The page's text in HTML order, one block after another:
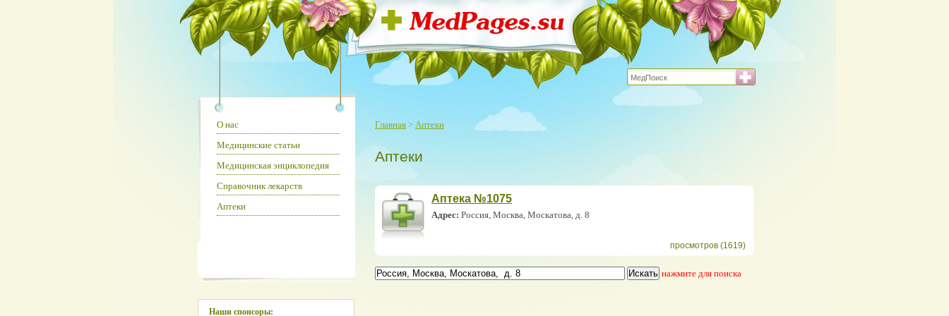
Главная > Аптеки
Аптеки
Аптека №1075
Адрес: Россия, Москва, Москатова, д. 8
просмотров (1619)
нажмите для поиска
О нас
Медицинские статьи
Медицинская энциклопедия
Справочник лекарств
Аптеки
Наши спонсоры: